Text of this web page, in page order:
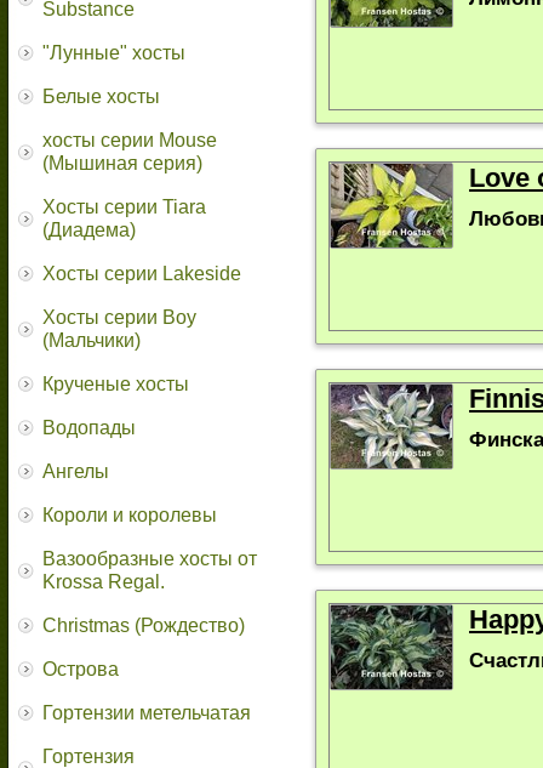
Substance
"Лунные" хосты
Белые хосты
хосты серии Mouse
(Мышиная серия)
Хосты серии Tiara
(Диадема)
Хосты серии Lakeside
Хосты серии Boy
(Мальчики)
Крученые хосты
Водопады
Ангелы
Короли и королевы
Вазообразные хосты от
Krossa Regal.
Christmas (Рождество)
Острова
Гортензии метельчатая
Гортензия
Love